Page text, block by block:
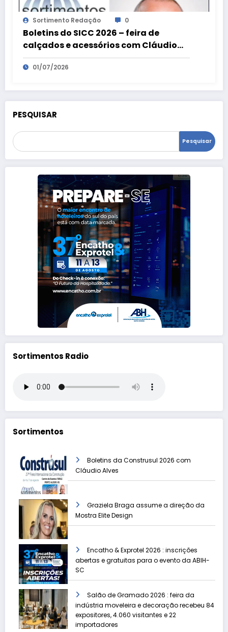
Sortimento Redação 0
Boletins do SICC 2026 – feira de
calçados e acessórios com Cláudio
Alves
01/07/2026
PESQUISAR
Pesquisar
Sortimentos Radio
Sortimentos
Boletins da Construsul 2026 com
Cláudio Alves
Graziela Braga assume a direção da
Mostra Elite Design
Encatho & Exprotel 2026 : inscrições
abertas e gratuitas para o evento da ABIH-
SC
Salão de Gramado 2026 : feira da
indústria moveleira e decoração recebeu 84
expositores, 4.060 visitantes e 22
importadores